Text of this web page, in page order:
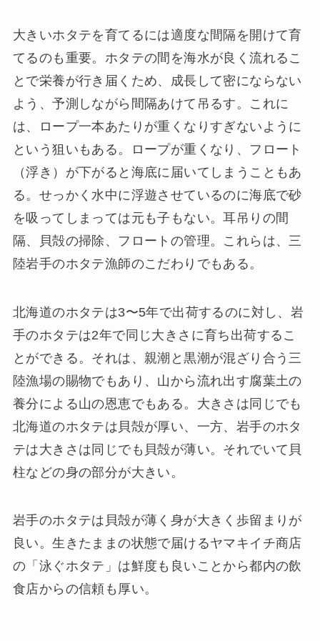
大きいホタテを育てるには適度な間隔を開けて育
てるのも重要。ホタテの間を海水が良く流れるこ
とで栄養が行き届くため、成長して密にならない
よう、予測しながら間隔あけて吊るす。これに
は、ロープ一本あたりが重くなりすぎないように
という狙いもある。ロープが重くなり、フロート
（浮き）が下がると海底に届いてしまうこともあ
る。せっかく水中に浮遊させているのに海底で砂
を吸ってしまっては元も子もない。耳吊りの間
隔、貝殻の掃除、フロートの管理。これらは、三
陸岩手のホタテ漁師のこだわりでもある。
北海道のホタテは3〜5年で出荷するのに対し、岩
手のホタテは2年で同じ大きさに育ち出荷するこ
とができる。それは、親潮と黒潮が混ざり合う三
陸漁場の賜物でもあり、山から流れ出す腐葉土の
養分による山の恩恵でもある。大きさは同じでも
北海道のホタテは貝殻が厚い、一方、岩手のホタ
テは大きさは同じでも貝殻が薄い。それでいて貝
柱などの身の部分が大きい。
岩手のホタテは貝殻が薄く身が大きく歩留まりが
良い。生きたままの状態で届けるヤマキイチ商店
の「泳ぐホタテ」は鮮度も良いことから都内の飲
食店からの信頼も厚い。